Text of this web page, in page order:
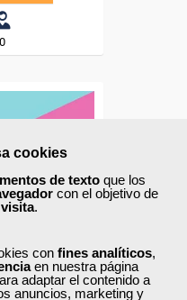
cookies
de texto que los
con el objetivo de
.
con fines analíticos,
en nuestra página
adaptar el contenido a
anuncios, marketing y
0